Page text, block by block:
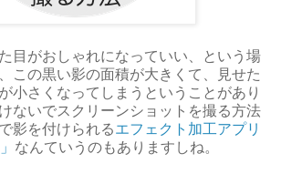
目がおしゃれになっていい、という場
この黒い影の面積が大きくて、見せた
小さくなってしまうということがあり
ないでスクリーンショットを撮る方法
影を付けられるエフェクト加工アプリ
」 なんていうのもありますしね。